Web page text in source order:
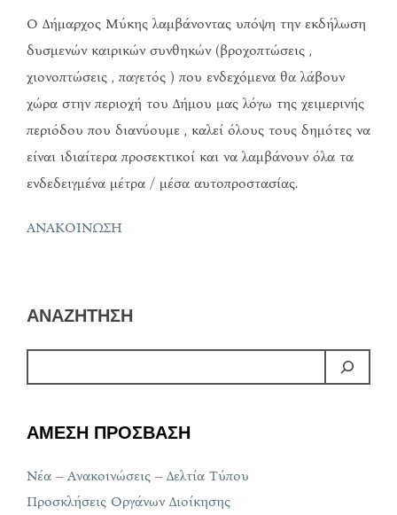
Ο Δήμαρχος Μύκης λαμβάνοντας υπόψη την εκδήλωση
δυσμενών καιρικών συνθηκών (βροχοπτώσεις ,
χιονοπτώσεις , παγετός ) που ενδεχόμενα θα λάβουν
χώρα στην περιοχή του Δήμου μας λόγω της χειμερινής
περιόδου που διανύουμε , καλεί όλους τους δημότες να
είναι ιδιαίτερα προσεκτικοί και να λαμβάνουν όλα τα
ενδεδειγμένα μέτρα / μέσα αυτοπροστασίας.
ΑΝΑΚΟΙΝΩΣΗ
ΑΝΑΖΗΤΗΣΗ
ΑΜΕΣΗ ΠΡΟΣΒΑΣΗ
Νέα – Ανακοινώσεις – Δελτία Τύπου
Προσκλήσεις Οργάνων Διοίκησης